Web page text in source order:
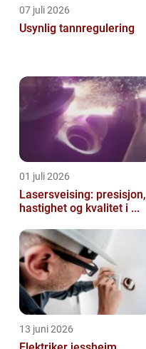
07 juli 2026
Usynlig tannregulering
01 juli 2026
Lasersveising: presisjon,
hastighet og kvalitet i ...
13 juni 2026